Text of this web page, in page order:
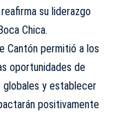
su liderazgo
Chica.
Cantón permitió a los
oportunidades de
y establecer
positivamente